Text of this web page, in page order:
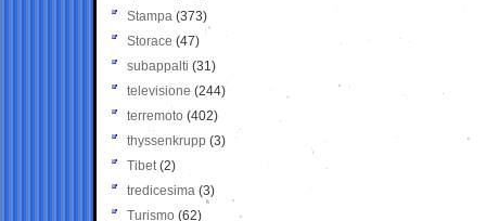
Stampa (373)
Storace (47)
subappalti (31)
televisione(244)
terremoto (402)
thyssenkrupp (3)
Tibet(2)
tredicesima (3)
Turismo (62)